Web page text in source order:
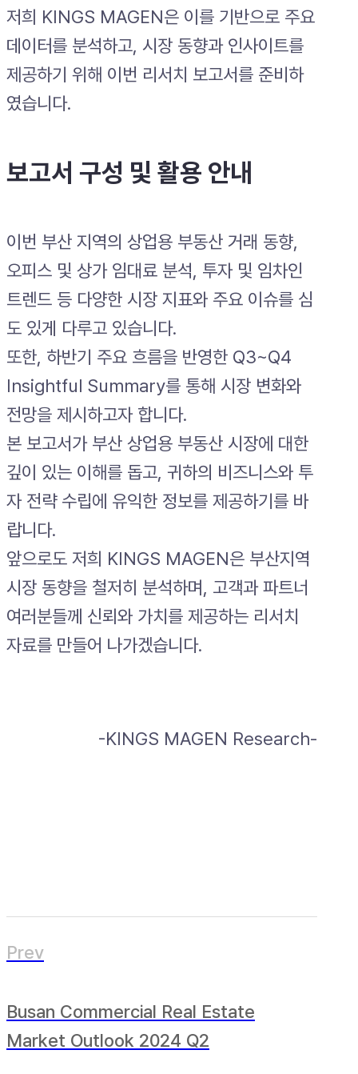
저희 KINGS MAGEN은 이를 기반으로 주요
데이터를 분석하고, 시장 동향과 인사이트를
제공하기 위해 이번 리서치 보고서를 준비하
였습니다.
보고서 구성 및 활용 안내
이번 부산 지역의 상업용 부동산 거래 동향,
오피스 및 상가 임대료 분석, 투자 및 임차인
트렌드 등 다양한 시장 지표와 주요 이슈를 심
도 있게 다루고 있습니다.
또한, 하반기 주요 흐름을 반영한 Q3~Q4
Insightful Summary를 통해 시장 변화와
전망을 제시하고자 합니다.
본 보고서가 부산 상업용 부동산 시장에 대한
깊이 있는 이해를 돕고, 귀하의 비즈니스와 투
자 전략 수립에 유익한 정보를 제공하기를 바
랍니다.
앞으로도 저희 KINGS MAGEN은 부산지역
시장 동향을 철저히 분석하며, 고객과 파트너
여러분들께 신뢰와 가치를 제공하는 리서치
자료를 만들어 나가겠습니다.
-KINGS MAGEN Research-
Prev
Busan Commercial Real Estate
Market Outlook 2024 Q2